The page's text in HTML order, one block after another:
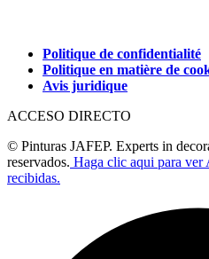
Politique de confidentialité
Politique en matière de
Avis juridique
ACCESO DIRECTO
© Pinturas JAFEP. Experts in
reservados. Haga clic aqui para ver
recibidas.